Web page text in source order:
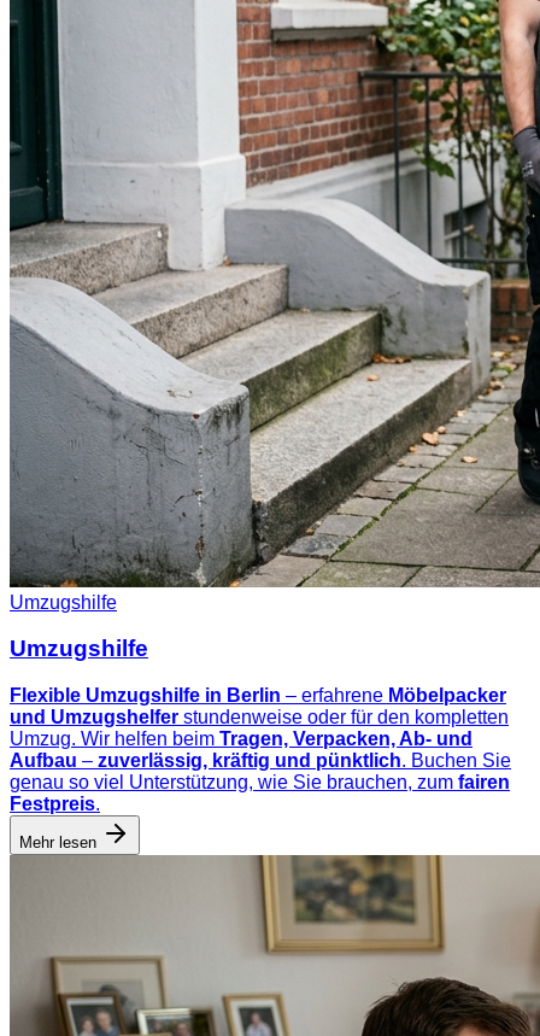
Umzugshilfe
Umzugshilfe
Flexible Umzugshilfe in Berlin – erfahrene Möbelpacker
und Umzugshelfer stundenweise oder für den kompletten
Umzug. Wir helfen beim Tragen, Verpacken, Ab- und
Aufbau – zuverlässig, kräftig und pünktlich. Buchen Sie
genau so viel Unterstützung, wie Sie brauchen, zum fairen
Festpreis.
Mehr lesen